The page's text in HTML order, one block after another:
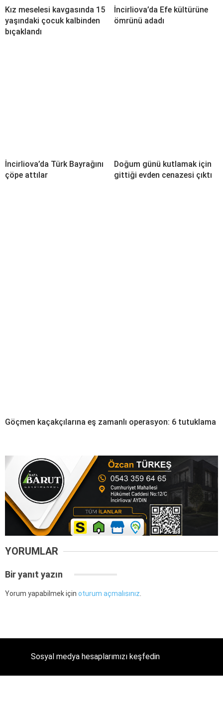
Kız meselesi kavgasında 15
yaşındaki çocuk kalbinden
bıçaklandı
İncirliova’da Efe kültürüne
ömrünü adadı
İncirliova’da Türk Bayrağını
çöpe attılar
Doğum günü kutlamak için
gittiği evden cenazesi çıktı
Göçmen kaçakçılarına eş zamanlı operasyon: 6 tutuklama
YORUMLAR
Bir yanıt yazın
Yorum yapabilmek için oturum açmalısınız
Sosyal medya hesaplarımızı keşfedin